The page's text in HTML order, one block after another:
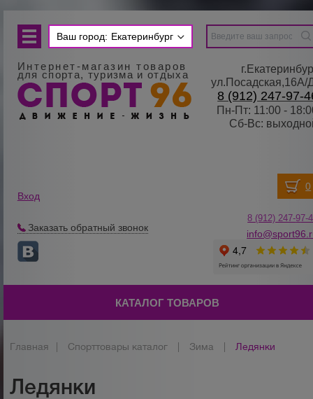
Ваш город: Екатеринбург
Интернет-магазин товаров
для спорта, туризма и отдыха
8 (912) 247-97-
Пн-Пт: 11:00 -
Сб-Вс:
Вход
Заказать обратный звонок
8 (912) 247-97-
КАТАЛОГ ТОВАРОВ
Главная Спорттовары каталог Зима Ледянки
Ледянки